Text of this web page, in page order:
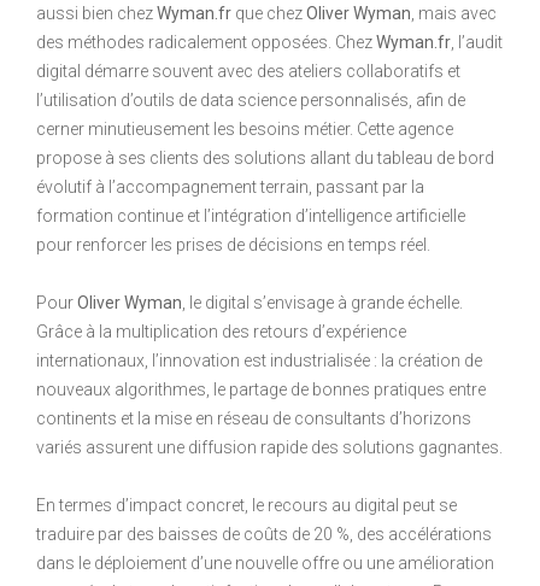
aussi bien chezWyman.fr que chezOliver Wyman , mais avec
des méthodes radicalement opposées. ChezWyman.fr , l’audit
digital démarre souvent avec des ateliers collaboratifs et
l’utilisation d’outils de data science personnalisés, afin de
cerner minutieusement les besoins métier. Cette agence
propose à ses clients des solutions allant du tableau de bord
évolutif à l’accompagnement terrain, passant par la
formation continue et l’intégration d’intelligence artificielle
pour renforcer les prises de décisions en temps réel.
PourOliver Wyman , le digital s’envisage à grande échelle.
Grâce à la multiplication des retours d’expérience
internationaux, l’innovation est industrialisée : la création de
nouveaux algorithmes, le partage de bonnes pratiques entre
continents et la mise en réseau de consultants d’horizons
variés assurent une diffusion rapide des solutions gagnantes.
En termes d’impact concret, le recours au digital peut se
traduire par des baisses de coûts de 20 %, des accélérations
dans le déploiement d’une nouvelle offre ou une amélioration